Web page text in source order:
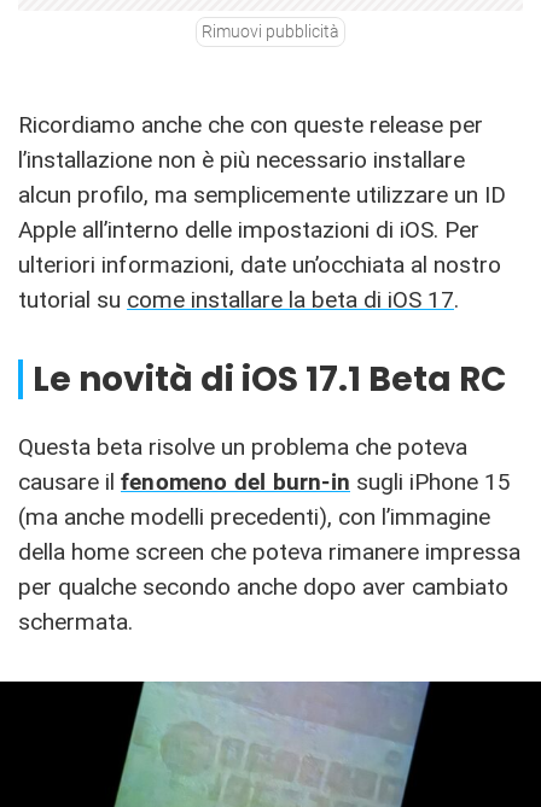
Rimuovi pubblicità
Ricordiamo anche che con queste release per
l’installazione non è più necessario installare
alcun profilo, ma semplicemente utilizzare un ID
Apple all’interno delle impostazioni di iOS. Per
ulteriori informazioni, date un’occhiata al nostro
tutorial su come installare la beta di iOS 17.
Le novità di iOS 17.1 Beta RC
Questa beta risolve un problema che poteva
causare il fenomeno del burn-in sugli iPhone 15
(ma anche modelli precedenti), con l’immagine
della home screen che poteva rimanere impressa
per qualche secondo anche dopo aver cambiato
schermata.